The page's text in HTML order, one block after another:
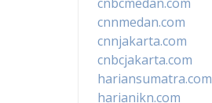
cnnmedan.com
cnnjakarta.com
cnbcjakarta.com
hariansumatra.com
harianikn.com